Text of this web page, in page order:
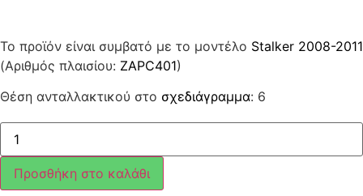
Το προϊόν είναι συμβατό με το μοντέλο Stalker 2008-2011
(Αριθμός πλαισίου: ZAPC401)
Θέση ανταλλακτικού στο σχεδιάγραμμα: 6
Ντίζα
μίζας
ποσότητα
Προσθήκη στο καλάθι